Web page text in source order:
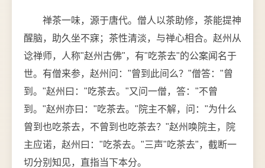
禅茶一味，源于唐代。僧人以茶助修，茶能提神
醒脑，助久坐不寐；茶性清淡，与禅心相合。赵州从
谂禅师，人称"赵州古佛"，有"吃茶去"的公案闻名于
世。有僧来参，赵州问："曾到此间么？"僧答："曾
到。"赵州曰："吃茶去。"又问一僧，答："不曾
到。"赵州亦曰："吃茶去。"院主不解，问："为什么
曾到也吃茶去，不曾到也吃茶去？"赵州唤院主，院
主应诺，赵州曰："吃茶去。"三声"吃茶去"，截断一
切分别知见，直指当下本分。